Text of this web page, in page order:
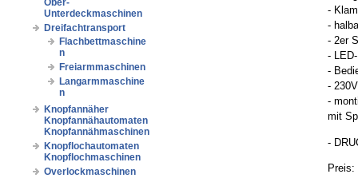
Ober-
Unterdeckmaschinen
Dreifachtransport
Flachbettmaschine
n
Freiarmmaschinen
Langarmmaschine
n
Knopfannäher
Knopfannähautomaten
Knopfannähmaschinen
Knopflochautomaten
Knopflochmaschinen
Overlockmaschinen
-
-
- 2er
-
-
-
-
mit
-
Preis: